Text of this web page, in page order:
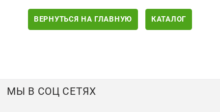
ВЕРНУТЬСЯ НА ГЛАВНУЮ КАТАЛОГ
МЫ В СОЦ СЕТЯХ